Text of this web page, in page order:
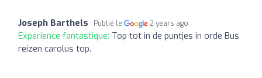
Joseph Barthels Publié le 2 years ago
Expérience fantastique: Top tot in de puntjes in orde Bus
reizen carolus top.